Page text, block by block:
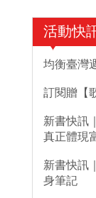
活動快
均衡臺灣
訂閱贈【
新書快訊
真正體現
新書快訊
身筆記